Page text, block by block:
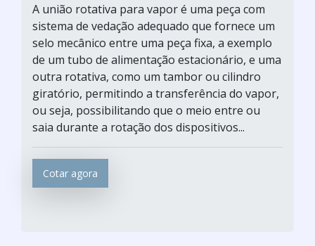
A união rotativa para vapor é uma peça com
sistema de vedação adequado que fornece um
selo mecânico entre uma peça fixa, a exemplo
de um tubo de alimentação estacionário, e uma
outra rotativa, como um tambor ou cilindro
giratório, permitindo a transferência do vapor,
ou seja, possibilitando que o meio entre ou
saia durante a rotação dos dispositivos...
Cotar agora